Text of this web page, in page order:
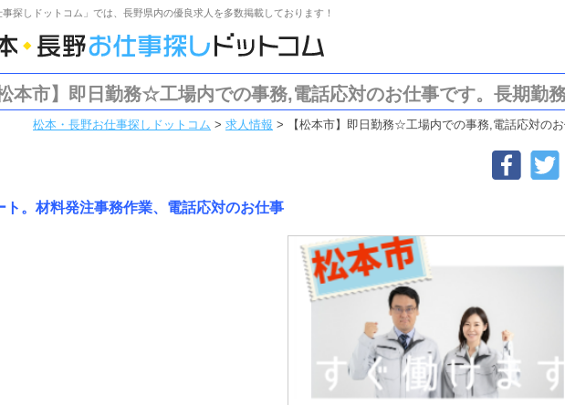
事探しドットコム」では、長野県内の優良求人を多数掲載しております！
松本市】即日勤務☆工場内での事務,電話応対のお仕事です。長期勤
松本・長野お仕事探しドットコム > 求人情報 > 【松本市】即日勤務☆工場内での事務,電話応対の
ト。材料発注事務作業、電話応対のお仕事